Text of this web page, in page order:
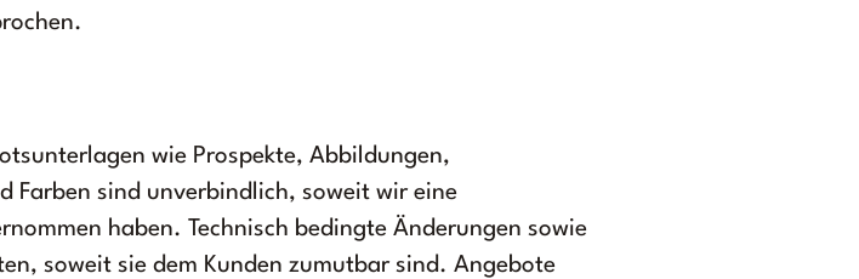
wie Prospekte, Abbildungen,
Farben sind unverbindlich, soweit wir eine
haben. Technisch bedingte Änderungen sowie
soweit sie dem Kunden zumutbar sind. Angebote